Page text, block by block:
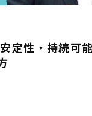
定性・持続可